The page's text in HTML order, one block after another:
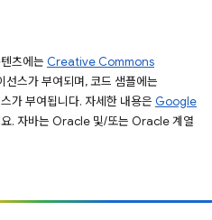
츠에는 Creative Commons
선스가 부여되며, 코드 샘플에는
가 부여됩니다. 자세한 내용은 Google
. 자바는 Oracle 및/또는 Oracle 계열